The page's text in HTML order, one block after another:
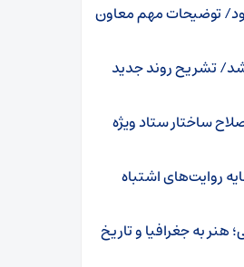
می‌شود/ توضیحات مهم معاون
شد/ تشریح روند جدید
ساختار ستاد ویژه
روایت‌های اشتباه
هنر به جغرافیا و تاریخ